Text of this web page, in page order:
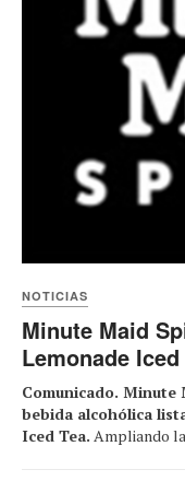
NOTICIAS
Minute Maid
Lemonade Iced
Comunicado. Minute
bebida alcohólica
Iced Tea. Ampliando